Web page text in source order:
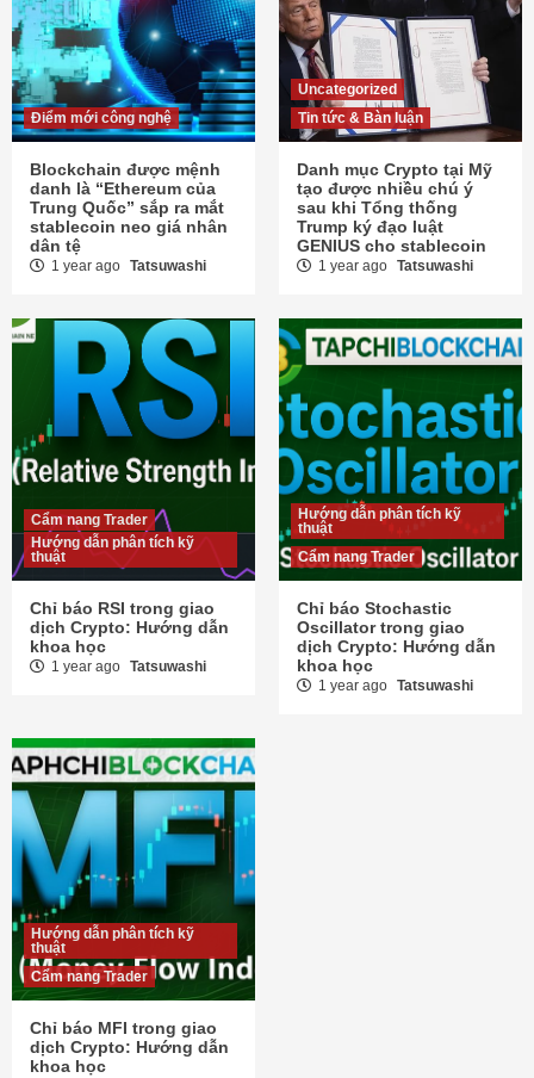
Điểm mới công nghệ
Blockchain được mệnh
danh là “Ethereum của
Trung Quốc” sắp ra mắt
stablecoin neo giá nhân
dân tệ
1 year ago Tatsuwashi
Uncategorized
Tin tức & Bàn luận
Danh mục Crypto tại Mỹ
tạo được nhiều chú ý
sau khi Tổng thống
Trump ký đạo luật
GENIUS cho stablecoin
1 year ago Tatsuwashi
Cẩm nang Trader
Hướng dẫn phân tích kỹ
thuật
Chỉ báo RSI trong giao
dịch Crypto: Hướng dẫn
khoa học
1 year ago Tatsuwashi
Hướng dẫn phân tích kỹ
thuật
Cẩm nang Trader
Chỉ báo Stochastic
Oscillator trong giao
dịch Crypto: Hướng dẫn
khoa học
1 year ago Tatsuwashi
Hướng dẫn phân tích kỹ
thuật
Cẩm nang Trader
Chỉ báo MFI trong giao
dịch Crypto: Hướng dẫn
khoa học